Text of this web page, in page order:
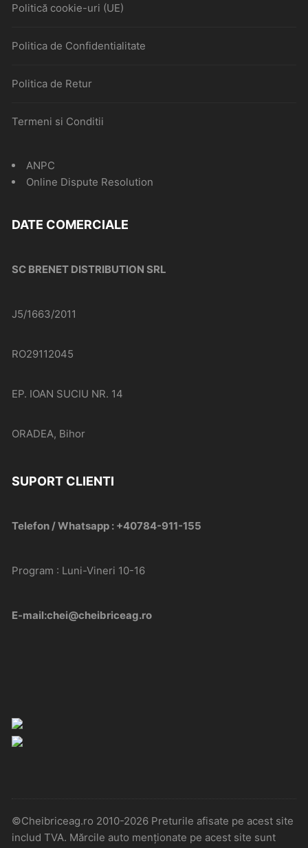
Politică cookie-uri (UE)
Politica de Confidentialitate
Politica de Retur
Termeni si Conditii
ANPC
Online Dispute Resolution
DATE COMERCIALE
SC BRENET DISTRIBUTION SRL
J5/1663/2011
RO29112045
EP. IOAN SUCIU NR. 14
ORADEA, Bihor
SUPORT CLIENTI
Telefon / Whatsapp : +40784-911-155
Program : Luni-Vineri 10-16
E-mail:chei@cheibriceag.ro
©Cheibriceag.ro 2010-2026 Preturile afisate pe acest site
includ TVA. Mărcile auto menționate pe acest site sunt